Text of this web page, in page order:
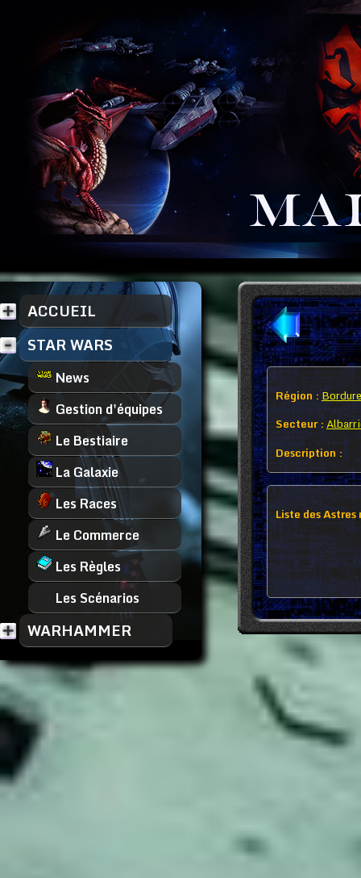
ACCUEIL
STAR WARS
News
Gestion d'équipes
Le Bestiaire
La Galaxie
Les Races
Le Commerce
Les Règles
Les Scénarios
WARHAMMER
Région :
Secteur :
Description :
Liste des